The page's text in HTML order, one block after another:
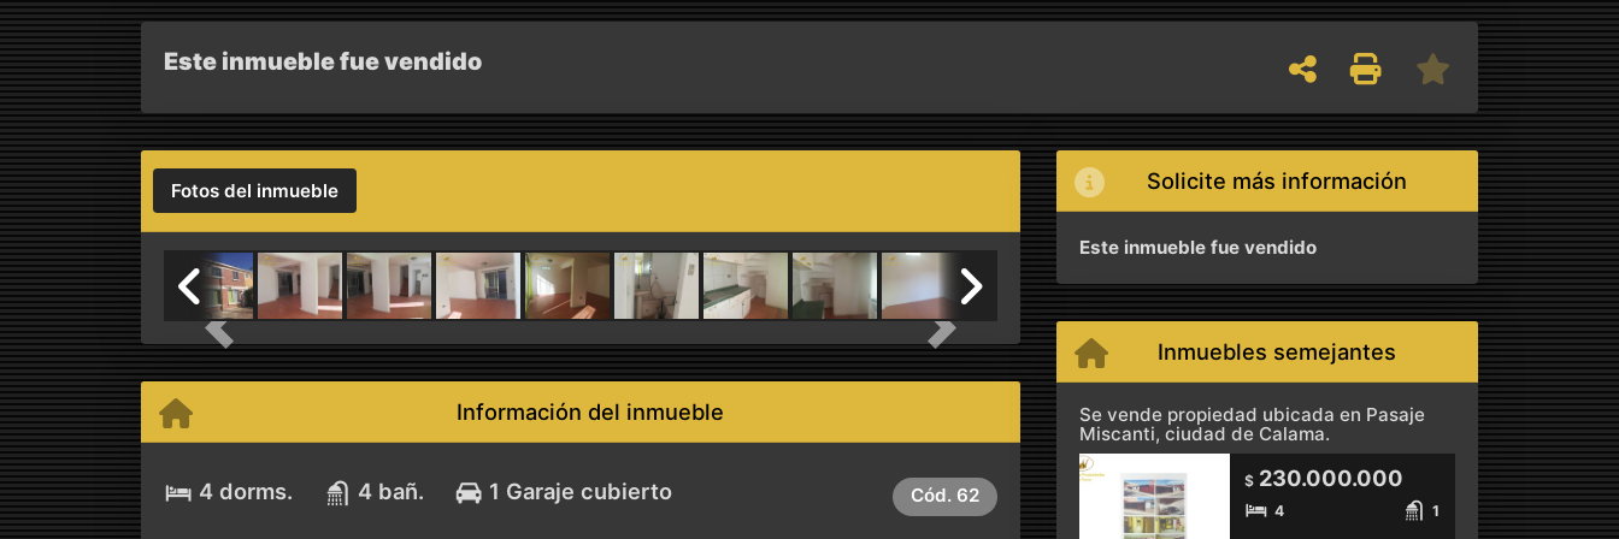
Este inmueble fue vendido
Fotos del inmueble
Previous Next
Información del inmueble
4 dorms. 4 bañ. 1 Garaje cubierto Cód. 62
Solicite más información
Este inmueble fue vendido
Inmuebles semejantes
Se vende propiedad ubicada en Pasaje
Miscanti, ciudad de Calama.
$230.000.000
4 1